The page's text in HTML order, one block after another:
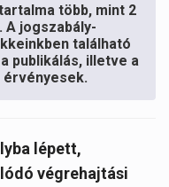
több, mint 2
jogszabály-
található
publikálás, illetve a
lépett,
végrehajtási